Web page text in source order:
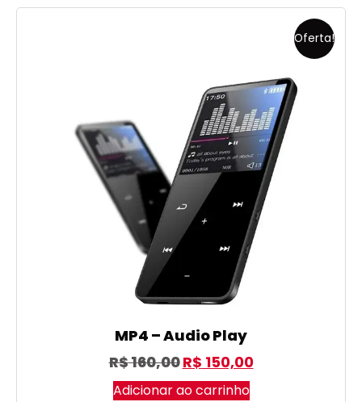
Oferta!
MP4 – Audio Play
R$160,00R$ 150,00
Adicionar ao carrinho